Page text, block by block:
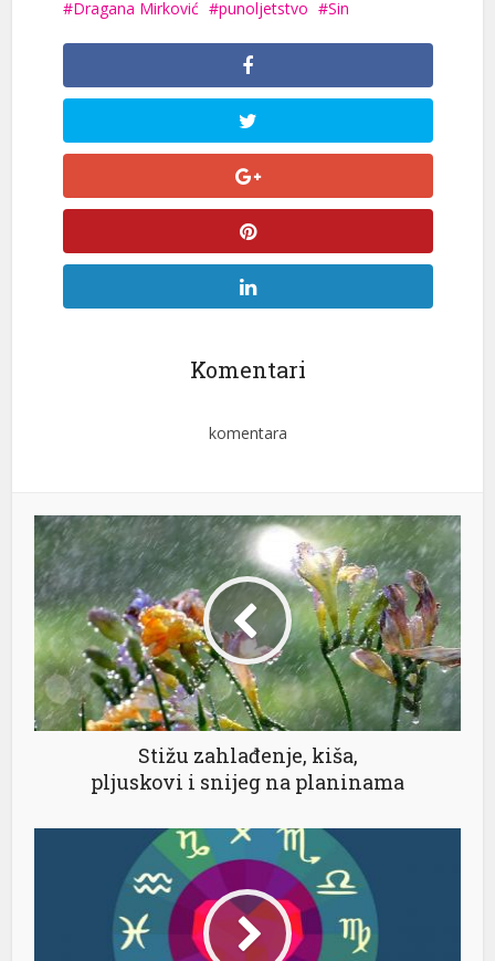
Dragana Mirković punoljetstvo Sin
Komentari
komentara
Stižu zahlađenje, kiša,
pljuskovi i snijeg na planinama